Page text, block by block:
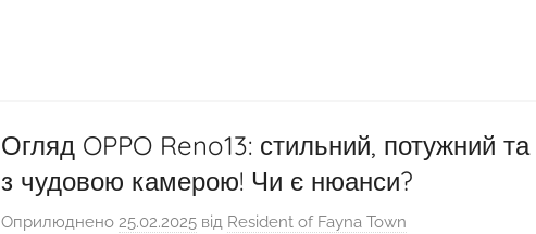
Огляд OPPO Reno13: стильний, потужний та
з чудовою камерою! Чи є нюанси?
Оприлюднено25.02.2025 від Resident of Fayna Town